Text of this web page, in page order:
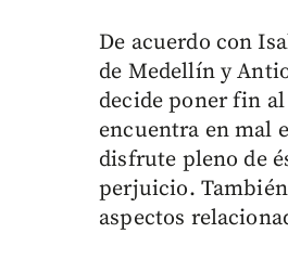
De acuerdo con
de Medellín y
decide poner fin
encuentra en mal
disfrute pleno de
perjuicio.
aspectos